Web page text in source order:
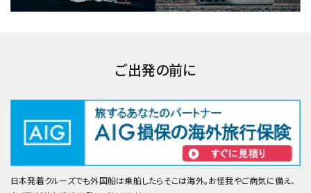
ご出発の前に
日本発着クルーズでも外国船は乗船したらそこは海外。お怪我やご病気に備え、